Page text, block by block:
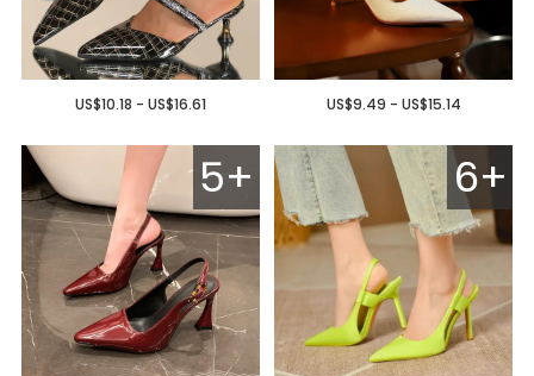
US$9.49 - US$15.14
US$10.18 - US$16.61
6+
5+